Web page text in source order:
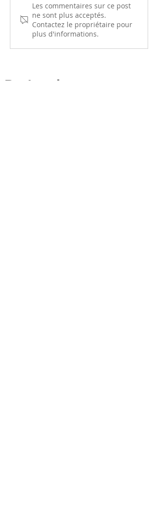
Le Parcours Prévention
Santé (PPS) : une
nouvelle étape pour
votre licence
Les commentaires sur ce post
ne sont plus acceptés.
Contactez le propriétaire pour
plus d'informations.